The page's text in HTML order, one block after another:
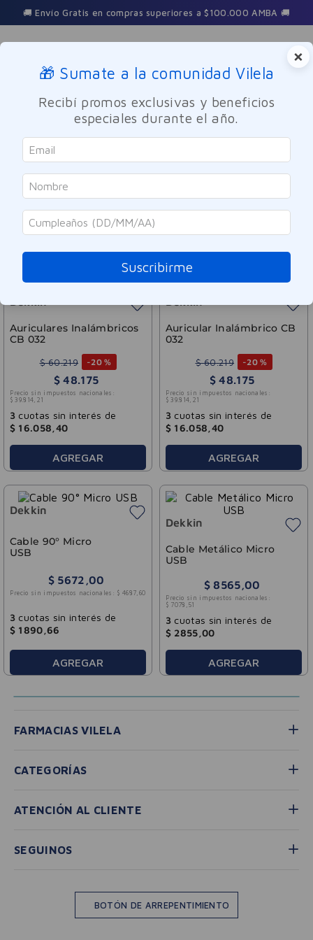
🚚 Envío Gratis en compras superiores a $100.000 AMBA 🚚
Buscar
Auriculares Inalámbricos
CB 032
$ 60.219 -20 %
$ 48.175
Precio sin impuestos nacionales:
$ 39.814, 21
3 cuotas sin interés de
$ 16.058,40
AGREGAR
Auricular Inalámbrico CB
032
$ 60.219 -20 %
$ 48.175
Precio sin impuestos nacionales:
$ 39.814, 21
3 cuotas sin interés de
$ 16.058,40
AGREGAR
Dekkin
Cable 90° Micro
USB
$ 5672 00
Precio sin impuestos nacionales: $ 4687 60
3 cuotas sin interés de
$ 1890 ,66
AGREGAR
Dekkin
Cable Metálico Micro
USB
$ 8565,00
Precio sin impuestos nacionales:
$ 7078 51
3 cuotas sin interés de
$ 2855 ,00
AGREGAR
FARMACIAS VILELA
CATEGORÍAS
ATENCIÓN AL CLIENTE
SEGUINOS
BOTÓN DE ARREPENTIMIENTO
×
🎁 Sumate a la comunidad Vilela
Recibí promos exclusivas y beneficios
especiales durante el año.
Suscribirme